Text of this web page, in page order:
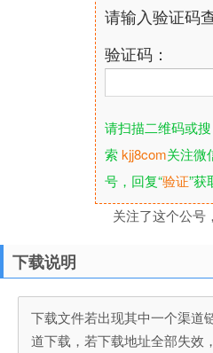
请输入验证码
验证码：
请扫描二维码或搜
索kjj8com关注微
号，回复“验证”获
关注了这个公号
下载说明
下载文件若出现其中一个渠道
道下载，若下载地址全部失效